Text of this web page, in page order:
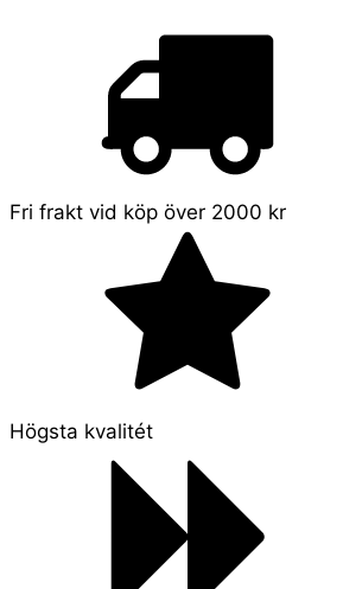
Fri frakt vid köp över 2000 kr
Högsta kvalitét